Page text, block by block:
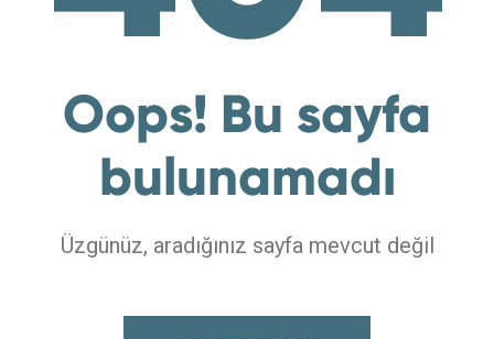
Oops! Bu sayfa
bulunamadı
Üzgünüz, aradığınız sayfa mevcut değil